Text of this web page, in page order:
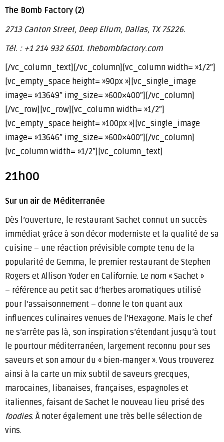
The Bomb Factory (2)
2713 Canton Street, Deep Ellum, Dallas, TX 75226.
Tél. : +1 214 932 6501. thebombfactory.com
[/vc_column_text][/vc_column][vc_column width= »1/2″]
[vc_empty_space height= »90px »][vc_single_image
image= »13649″ img_size= »600×400″][/vc_column]
[/vc_row][vc_row][vc_column width= »1/2″]
[vc_empty_space height= »100px »][vc_single_image
image= »13646″ img_size= »600×400″][/vc_column]
[vc_column width= »1/2″][vc_column_text]
21h00
Sur un air de Méditerranée
Dès l’ouverture, le restaurant Sachet connut un succès
immédiat grâce à son décor moderniste et la qualité de sa
cuisine – une réaction prévisible compte tenu de la
popularité de Gemma, le premier restaurant de Stephen
Rogers et Allison Yoder en Californie. Le nom « Sachet »
– référence au petit sac d’herbes aromatiques utilisé
pour l’assaisonnement – donne le ton quant aux
influences culinaires venues de l’Hexagone. Mais le chef
ne s’arrête pas là, son inspiration s’étendant jusqu’à tout
le pourtour méditerranéen, largement reconnu pour ses
saveurs et son amour du « bien-manger ». Vous trouverez
ainsi à la carte un mix subtil de saveurs grecques,
marocaines, libanaises, françaises, espagnoles et
italiennes, faisant de Sachet le nouveau lieu prisé des
foodies. À noter également une très belle sélection de
vins.